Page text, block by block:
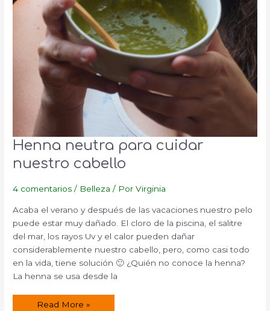
Henna neutra para cuidar
nuestro cabello
4 comentarios / Belleza / PorVirginia
Acaba el verano y después de las vacaciones nuestro pelo
puede estar muy dañado. El cloro de la piscina, el salitre
del mar, los rayos Uv y el calor pueden dañar
considerablemente nuestro cabello, pero, como casi todo
en la vida, tiene solución 🙂 ¿Quién no conoce la henna?
La henna se usa desde la
Henna
Read More »